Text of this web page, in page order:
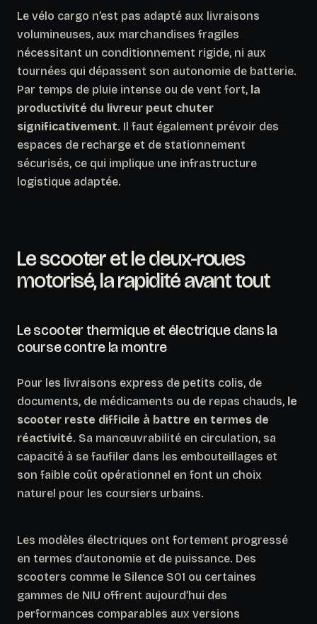
Le vélo cargo n’est pas adapté aux livraisons
volumineuses, aux marchandises fragiles
nécessitant un conditionnement rigide, ni aux
tournées qui dépassent son autonomie de batterie.
Par temps de pluie intense ou de vent fort, la
productivité du livreur peut chuter
significativement. Il faut également prévoir des
espaces de recharge et de stationnement
sécurisés, ce qui implique une infrastructure
logistique adaptée.
Le scooter et le deux-roues
motorisé, la rapidité avant tout
Le scooter thermique et électrique dans la
course contre la montre
Pour les livraisons express de petits colis, de
documents, de médicaments ou de repas chauds, le
scooter reste difficile à battre en termes de
réactivité. Sa manœuvrabilité en circulation, sa
capacité à se faufiler dans les embouteillages et
son faible coût opérationnel en font un choix
naturel pour les coursiers urbains.
Les modèles électriques ont fortement progressé
en termes d’autonomie et de puissance. Des
scooters comme le Silence S01 ou certaines
gammes de NIU offrent aujourd’hui des
performances comparables aux versions